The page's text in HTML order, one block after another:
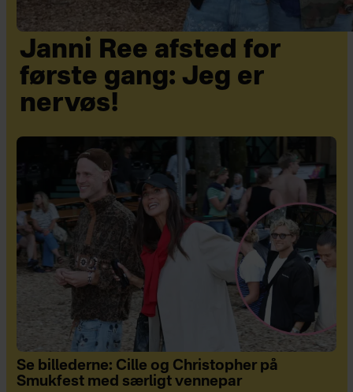
Janni Ree afsted for
første gang: Jeg er
nervøs!
Se billederne: Cille og Christopher på
Smukfest med særligt vennepar